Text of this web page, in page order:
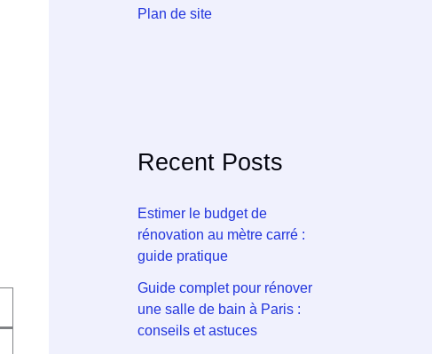
Plan de site
Recent Posts
Estimer le budget de
rénovation au mètre carré :
guide pratique
Guide complet pour rénover
une salle de bain à Paris :
conseils et astuces